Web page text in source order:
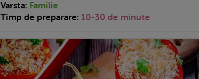
Varsta: Familie
Timp de preparare: 10-30 de minute